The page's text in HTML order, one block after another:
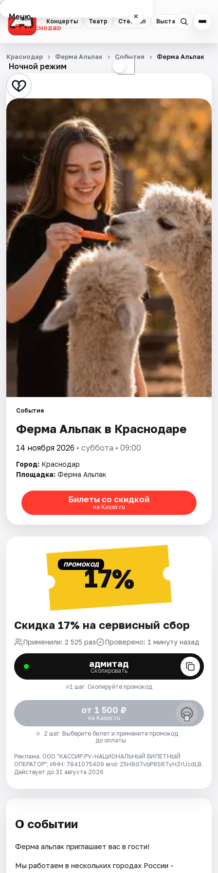
Концерты Театр Стендап Выставки
Меню ×
Краснодар
Концерты
Театр
Стендап
Экскурсии
Спорт
События
Города
Площадки
Артисты
Рейтинги
Ночной режим ☾
Краснодар Ферма Альпак События Ферма Альпак
Событие
Ферма Альпак в Краснодаре
14 ноября 2026 • суббота • 09:00
Город: Краснодар
Площадка: Ферма Альпак
Билеты со скидкой
на Kassir.ru
ПРОМОКОД17%
Скидка 17% на сервисный сбор
Применили: 2 525 раз Проверено: 1 минуту назад
адмитад
Скопировать
1 шаг. Скопируйте промокод
от 1 500 ₽
на Kassir.ru
2 шаг. Выберите билет и примените промокод
до оплаты
Реклама. ООО "КАССИР.РУ-НАЦИОНАЛЬНЫЙ БИЛЕТНЫЙ
ОПЕРАТОР", ИНН: 7841075409 erid: 25H8d7vbP8SRTvHZrUcdLB.
Действует до 31 августа 2026
О событии
Ферма альпак приглашает вас в гости!
Мы работаем в нескольких городах России -